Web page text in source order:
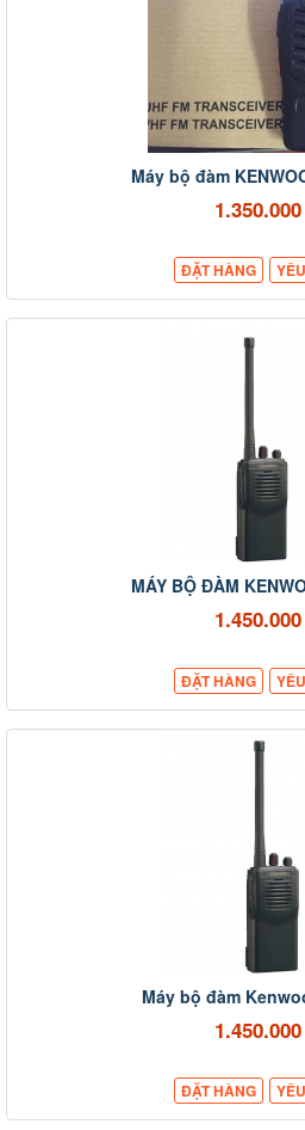
Máy bộ đàm
ĐẶT HÀNG
MÁY BỘ ĐÀM
ĐẶT HÀNG
Máy bộ đàm
ĐẶT HÀNG